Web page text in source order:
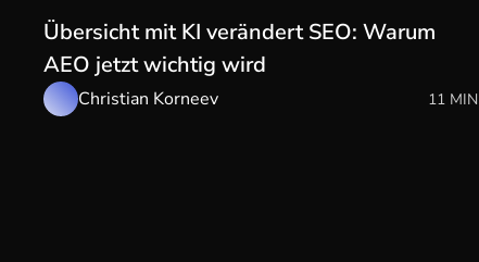
Übersicht mit KI verändert SEO: Warum
AEO jetzt wichtig wird
Christian Korneev 11 MIN